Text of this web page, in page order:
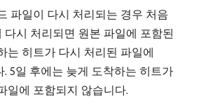
파일이 다시 처리되는 경우 처음
다시 처리되면 원본 파일에 포함된
는 히트가 다시 처리된 파일에
. 5일 후에는 늦게 도착하는 히트가
일에 포함되지 않습니다.